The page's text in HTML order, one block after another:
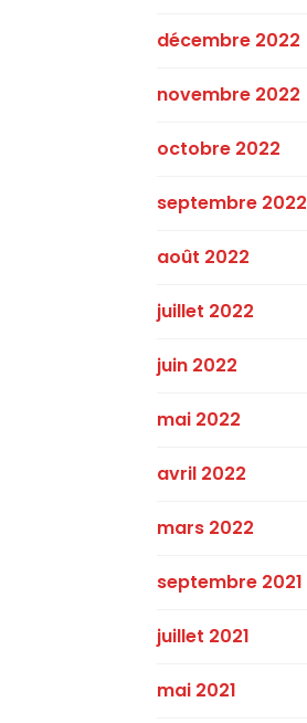
décembre 2022
novembre 2022
octobre 2022
septembre 2022
août 2022
juillet 2022
juin 2022
mai 2022
avril 2022
mars 2022
septembre 2021
juillet 2021
mai 2021